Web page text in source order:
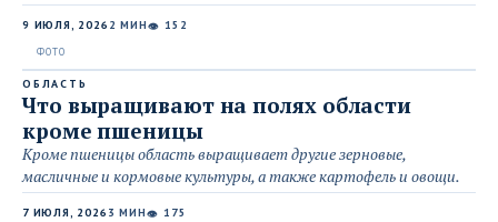
9 ИЮЛЯ, 2026 2 МИН👁 152
ОБЛАСТЬ
Что выращивают на полях области
кроме пшеницы
Кроме пшеницы область выращивает другие зерновые,
масличные и кормовые культуры, а также картофель и овощи.
7 ИЮЛЯ, 2026 3 МИН👁 175